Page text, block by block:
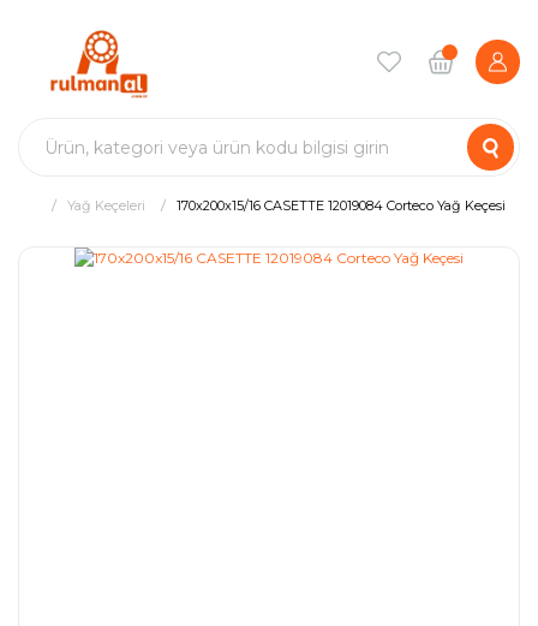
Yağ Keçeleri 170x200x15/16 CASETTE 12019084 Corteco Yağ Keçesi